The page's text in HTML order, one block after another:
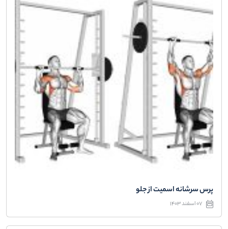
پرس سرشانه اسمیت از جلو
07 اسفند 1403